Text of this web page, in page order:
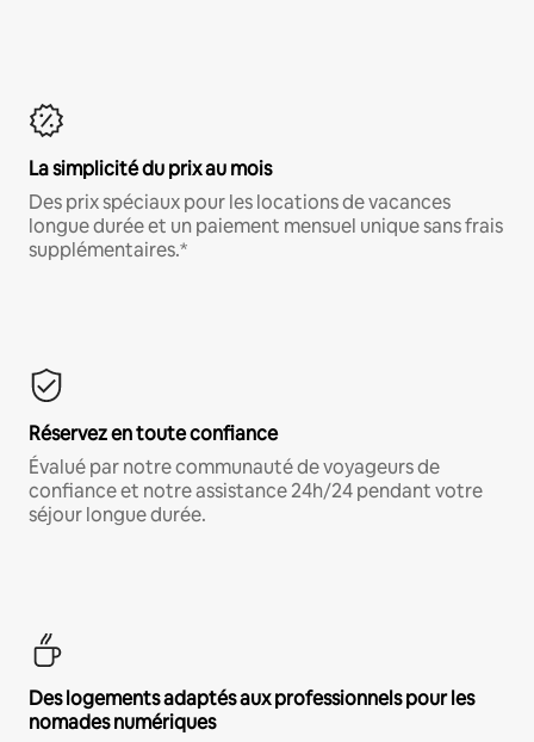
La simplicité du prix au mois
Des prix spéciaux pour les locations de vacances
longue durée et un paiement mensuel unique sans frais
supplémentaires.*
Réservez en toute confiance
Évalué par notre communauté de voyageurs de
confiance et notre assistance 24h/24 pendant votre
séjour longue durée.
Des logements adaptés aux professionnels pour les
nomades numériques